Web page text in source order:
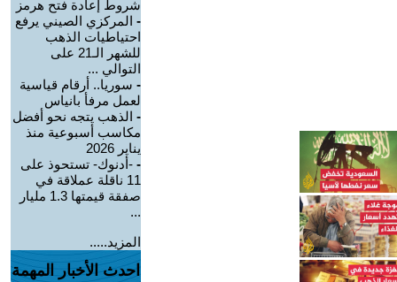
شروط إعادة فتح هرمز
- المركزي الصيني يرفع
احتياطيات الذهب
للشهر الـ21 على
التوالي ...
- سوريا.. أرقام قياسية
لعمل مرفأ بانياس
- الذهب يتجه نحو أفضل
مكاسب أسبوعية منذ
يناير 2026
- -أدنوك- تستحوذ على
11 ناقلة عملاقة في
صفقة قيمتها 1.3 مليار
...
المزيد.....
احدث الأخبار المهمة